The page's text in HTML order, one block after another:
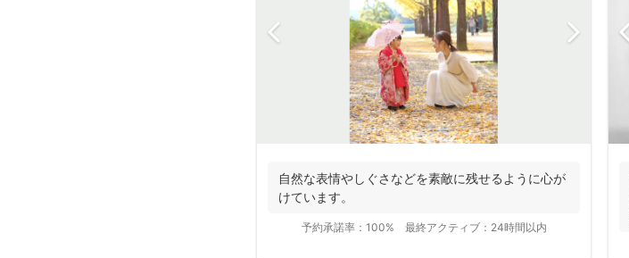
自然な表情やしぐさなどを素敵に残せるように心が
けています。
予約承諾率： 100% 最終アクティブ： 24時間以内